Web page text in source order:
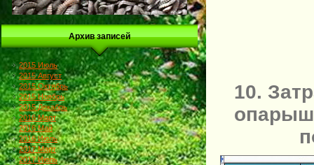
Архив записей
2015 Июль
2015 Август
2015 Октябрь
2015 Ноябрь
2015 Декабрь
2016 Март
2016 Май
2016 Июль
2017 Март
2017 Июль
10.